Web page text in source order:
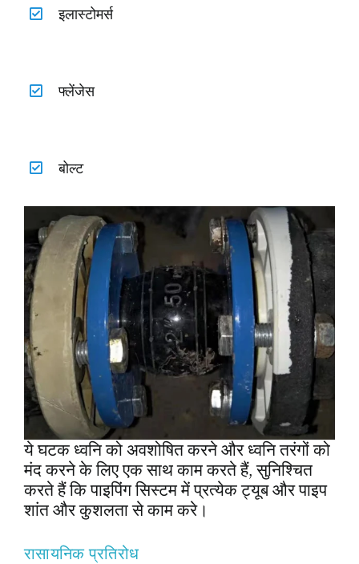
इलास्टोमर्स
फ्लेंजेस
बोल्ट
ये घटक ध्वनि को अवशोषित करने और ध्वनि तरंगों को
मंद करने के लिए एक साथ काम करते हैं, सुनिश्चित
करते हैं कि पाइपिंग सिस्टम में प्रत्येक ट्यूब और पाइप
शांत और कुशलता से काम करे।
रासायनिक प्रतिरोध